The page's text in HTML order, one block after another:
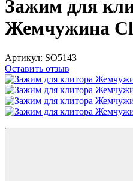
Зажим для
Жемчужина
Артикул: SO5143
Оставить отзыв